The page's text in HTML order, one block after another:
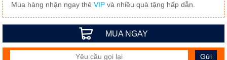
Mua hàng nhận ngay thẻ VIP và nhiều quà tặng hấp dẫn.
MUA NGAY